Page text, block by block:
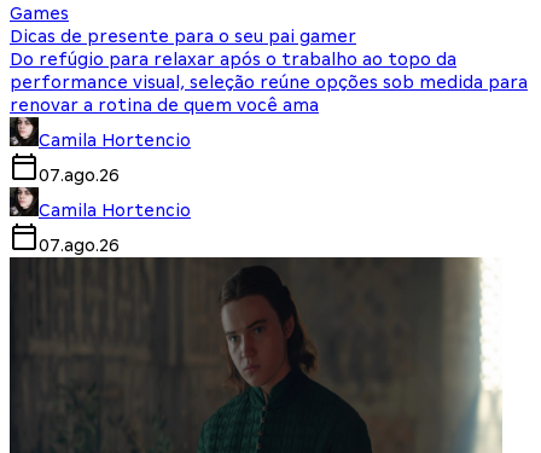
Games
Dicas de presente para o seu pai gamer
Do refúgio para relaxar após o trabalho ao topo da
performance visual, seleção reúne opções sob medida para
renovar a rotina de quem você ama
Camila Hortencio
07.ago.26
Camila Hortencio
07.ago.26